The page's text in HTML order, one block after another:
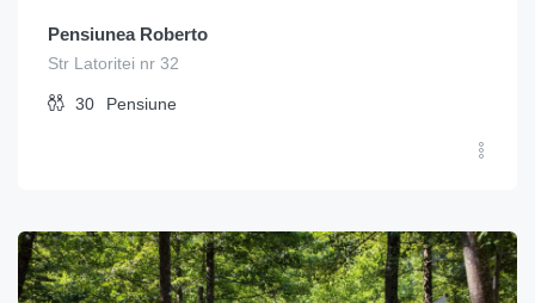
Pensiunea Roberto
Str Latoritei nr 32
30 Pensiune